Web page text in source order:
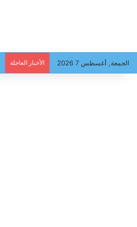
الجمعة, أغسطس 7 2026 الأخبار العاجلة